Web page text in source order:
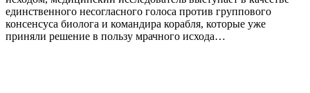
единственного несогласного голоса против группового
консенсуса биолога и командира корабля, которые уже
приняли решение в пользу мрачного исхода…